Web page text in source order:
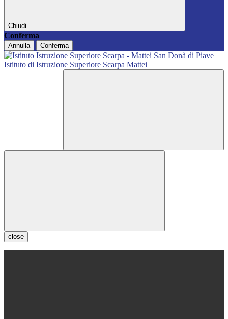
Chiudi
Conferma
Annulla Conferma
Istituto di Istruzione Superiore Scarpa Mattei
close